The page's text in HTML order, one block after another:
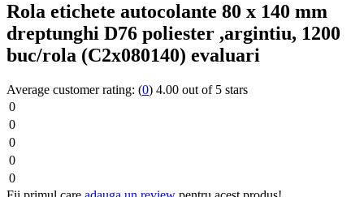
Rola etichete autocolante 80 x 140 mm
dreptunghi D76 poliester ,argintiu, 1200
buc/rola (C2x080140) evaluari
Average customer rating: (0) 4.00 out of 5 stars
0
0
0
0
0